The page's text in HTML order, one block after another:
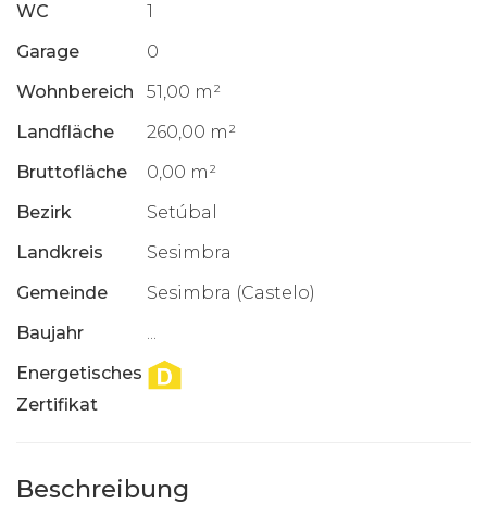
WC
1
Garage
0
Wohnbereich
51,00 m²
Landfläche
260,00 m²
Bruttofläche
0,00 m²
Bezirk
Setúbal
Landkreis
Sesimbra
Gemeinde
Sesimbra (Castelo)
Baujahr
Energetisches
Zertifikat
Beschreibung